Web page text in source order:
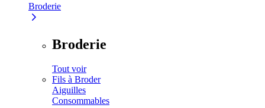
Broderie
Broderie
Tout voir
Fils à Broder
Aiguilles
Consommables